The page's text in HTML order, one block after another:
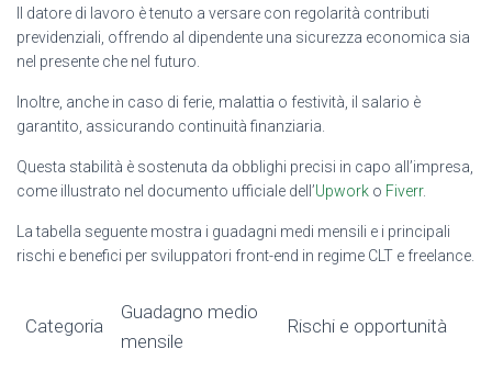
Il datore di lavoro è tenuto a versare con regolarità contributi
previdenziali, offrendo al dipendente una sicurezza economica sia
nel presente che nel futuro.
Inoltre, anche in caso di ferie, malattia o festività, il salario è
garantito, assicurando continuità finanziaria.
Questa stabilità è sostenuta da obblighi precisi in capo all’impresa,
come illustrato nel documento ufficiale dell’Upwork o Fiverr.
La tabella seguente mostra i guadagni medi mensili e i principali
rischi e benefici per sviluppatori front-end in regime CLT e freelance.
Categoria
Guadagno medio
mensile
Rischi e opportunità